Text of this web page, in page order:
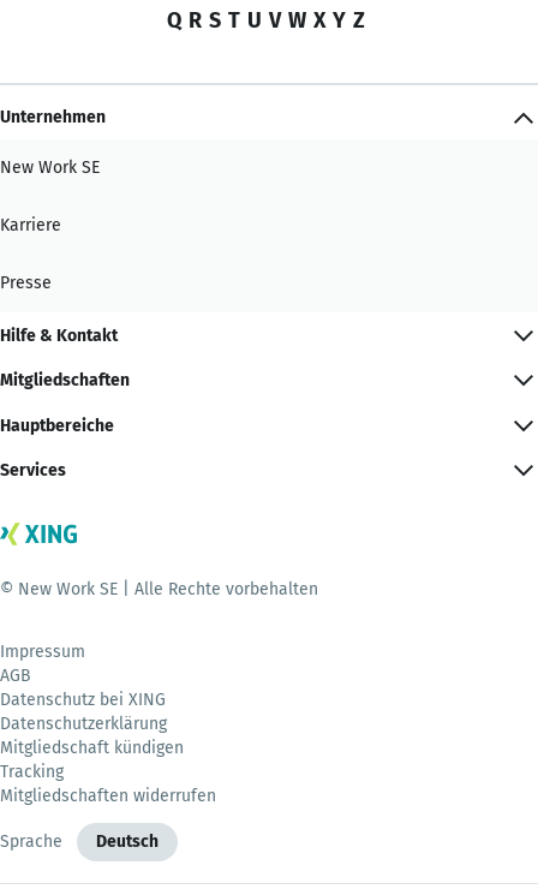
Q R S T U V W X Y Z
Unternehmen
New Work SE
Karriere
Presse
Hilfe & Kontakt
Mitgliedschaften
Hauptbereiche
Services
© New Work SE | Alle Rechte vorbehalten
Impressum
AGB
Datenschutz bei XING
Datenschutzerklärung
Mitgliedschaft kündigen
Tracking
Mitgliedschaften widerrufen
Sprache Deutsch